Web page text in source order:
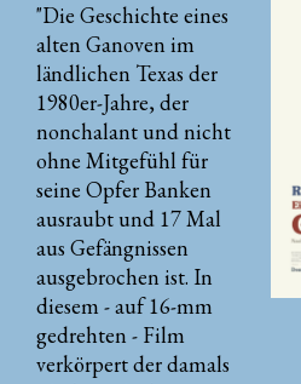
"Die Geschichte eines
alten Ganoven im
ländlichen Texas der
1980er-Jahre, der
nonchalant und nicht
ohne Mitgefühl für
seine Opfer Banken
ausraubt und 17 Mal
aus Gefängnissen
ausgebrochen ist. In
diesem - auf 16-mm
gedrehten - Film
verkörpert der damals